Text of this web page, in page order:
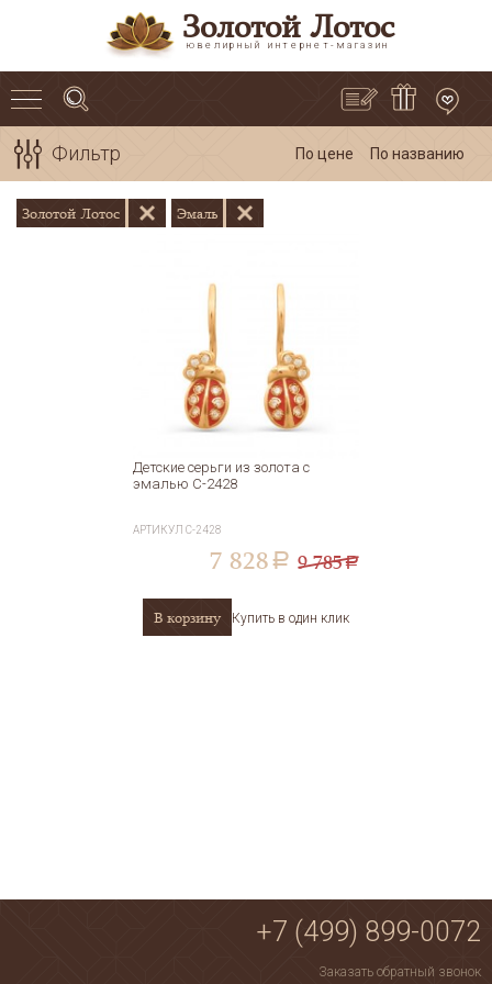
Золотой Лотос
ювелирный интернет-магазин
Фильтр По цене По названию
Золотой Лотос Эмаль
Детские серьги из золота с
эмалью С-2428
АРТИКУЛС-2428
7 828 a 9 785a
В корзину Купить в один клик
+7 (499) 899-0072
Заказать обратный звонок